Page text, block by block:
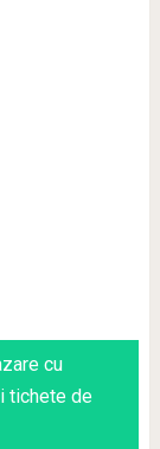
cu
tichete de